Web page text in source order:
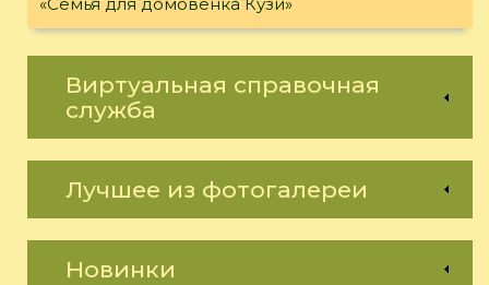
Виртуальная справочная
служба
Лучшее из фотогалереи
Новинки